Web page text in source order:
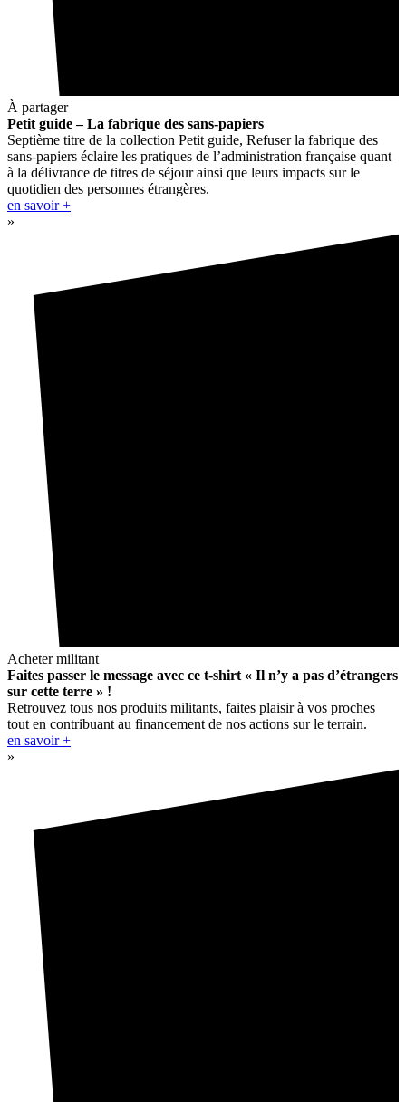
À partager
Petit guide – La fabrique des sans-papiers
Septième titre de la collection Petit guide, Refuser la fabrique des
sans-papiers éclaire les pratiques de l’administration française quant
à la délivrance de titres de séjour ainsi que leurs impacts sur le
quotidien des personnes étrangères.
en savoir +
»
Acheter militant
Faites passer le message avec ce t-shirt « Il n’y a pas d’étrangers
sur cette terre » !
Retrouvez tous nos produits militants, faites plaisir à vos proches
tout en contribuant au financement de nos actions sur le terrain.
en savoir +
»